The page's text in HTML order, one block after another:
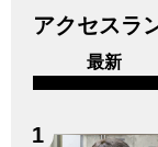
アクセスラ
最新